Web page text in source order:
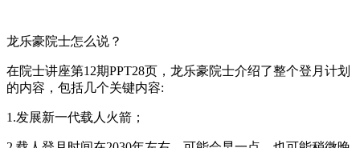
龙乐豪院士怎么说？
在院士讲座第12期PPT28页，龙乐豪院士介绍了整个登月计划
的内容，包括几个关键内容:
1.发展新一代载人火箭；